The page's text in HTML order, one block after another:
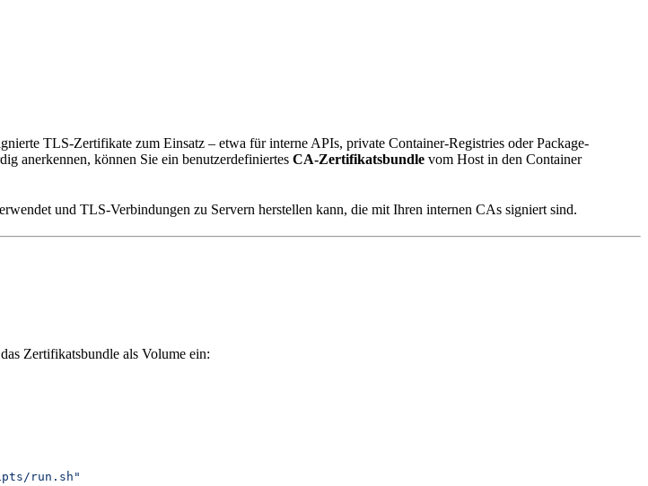
TLS-Zertifikate zum Einsatz – etwa für interne APIs, private Container-Registries oder Package-
anerkennen, können Sie ein benutzerdefiniertes CA-Zertifikatsbundle vom Host in den Container
und TLS-Verbindungen zu Servern herstellen kann, die mit Ihren internen CAs signiert sind.
Zertifikatsbundle als Volume ein:
run.sh"